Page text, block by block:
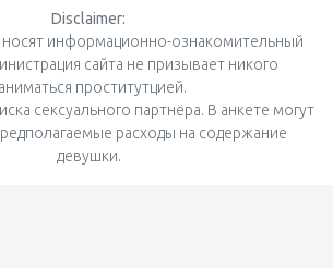
Disclaimer:
носят информационно-ознакомительный
сайта не призывает никого
проститутцией.
сексуального партнёра. В анкете могут
расходы на содержание
девушки.